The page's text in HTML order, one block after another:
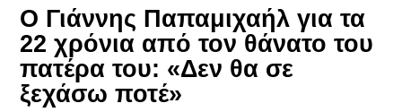
Ο Γιάννης Παπαμιχαήλ για τα
22 χρόνια από τον θάνατο του
πατέρα του: «Δεν θα σε
ξεχάσω ποτέ»